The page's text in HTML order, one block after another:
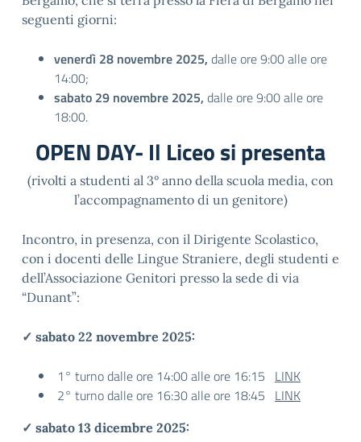
seguenti giorni:
venerdì 28 novembre 2025, dalle ore 9:00 alle ore
14:00;
sabato 29 novembre 2025, dalle ore 9:00 alle ore
18:00.
OPEN DAY- Il Liceo si presenta
(rivolti a studenti al 3° anno della scuola media, con
l’accompagnamento di un genitore)
Incontro, in presenza, con il Dirigente Scolastico,
con i docenti delle Lingue Straniere, degli studenti e
dell’Associazione Genitori presso la sede di via
“Dunant”:
✓ sabato 22 novembre 2025:
1° turno dalle ore 14:00 alle ore 16:15 LINK
2° turno dalle ore 16:30 alle ore 18:45 LINK
✓ sabato 13 dicembre 2025: